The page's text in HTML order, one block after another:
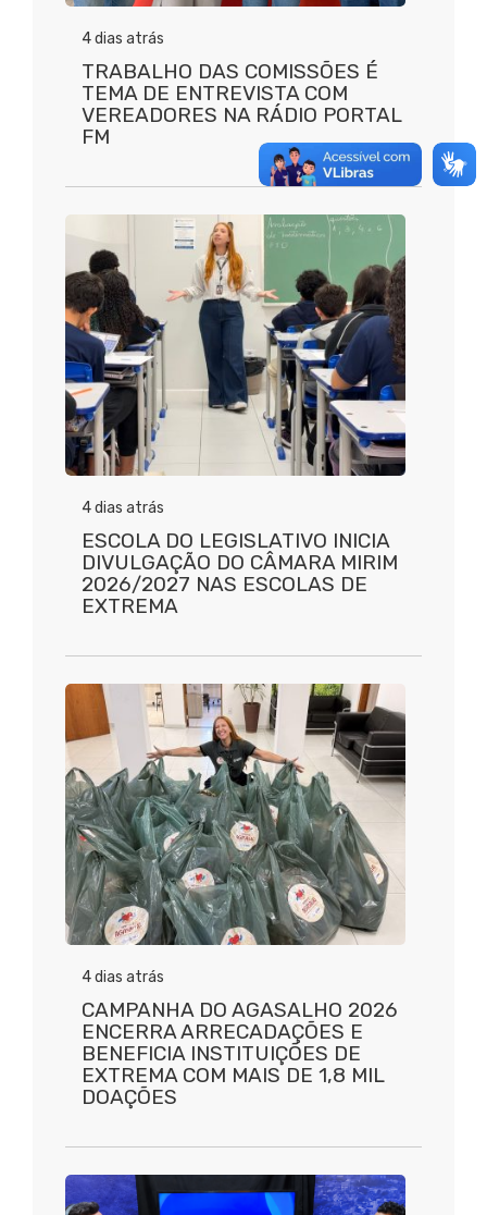
4 dias atrás
TRABALHO DAS COMISSÕES É
TEMA DE ENTREVISTA COM
VEREADORES NA RÁDIO PORTAL
FM
4 dias atrás
ESCOLA DO LEGISLATIVO INICIA
DIVULGAÇÃO DO CÂMARA MIRIM
2026/2027 NAS ESCOLAS DE
EXTREMA
4 dias atrás
CAMPANHA DO AGASALHO 2026
ENCERRA ARRECADAÇÕES E
BENEFICIA INSTITUIÇÕES DE
EXTREMA COM MAIS DE 1,8 MIL
DOAÇÕES